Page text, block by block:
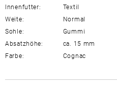
Innenfutter:
Textil
Weite:
Normal
Sohle:
Gummi
Absatzhöhe:
ca. 15 mm
Farbe:
Cognac